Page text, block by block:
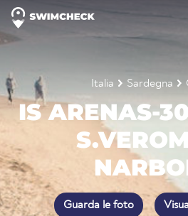
Italia Sardegna
IS ARENAS-
Guarda le foto